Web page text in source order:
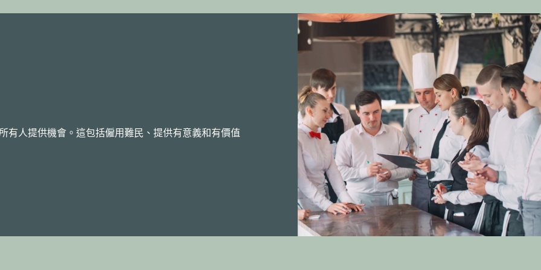
有人提供機會。這包括僱用難民、提供有意義和有價值